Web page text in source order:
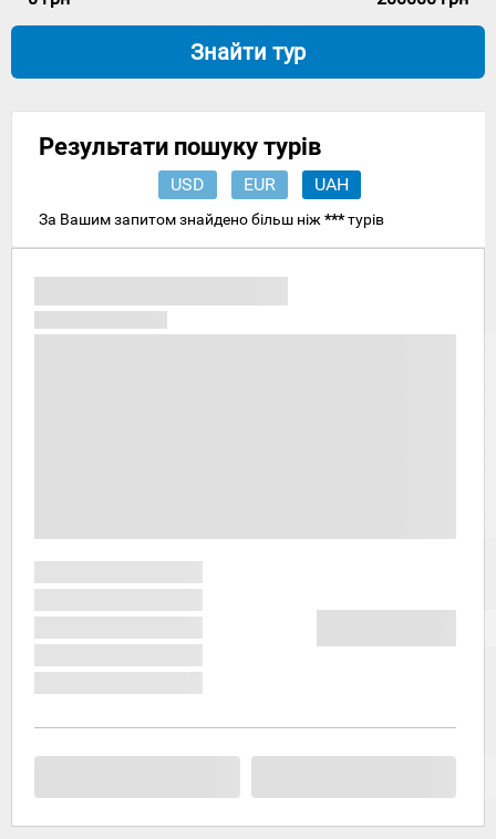
Знайти тур
Результати пошуку турів
USD EUR UAH
За Вашим запитом знайдено більш ніж ***турів